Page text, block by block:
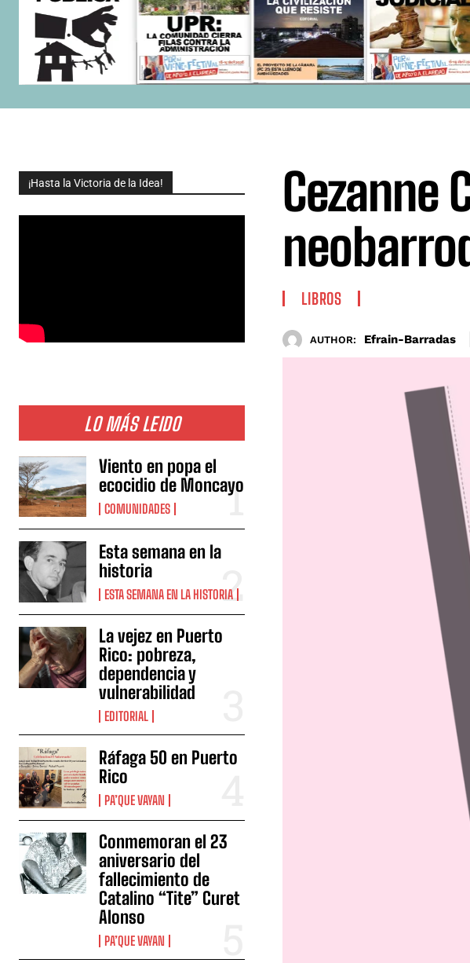
¡Hasta la Victoria de la Idea!
LO MÁS LEIDO
Viento en popa el
ecocidio de Moncayo
COMUNIDADES
Esta semana en la
historia
ESTA SEMANA EN LA HISTORIA
La vejez en Puerto
Rico: pobreza,
dependencia y
vulnerabilidad
EDITORIAL
Ráfaga 50 en Puerto
Rico
PA’QUE VAYAN
Conmemoran el 23
aniversario del
fallecimiento de
Catalino “Tite” Curet
Alonso
PA’QUE VAYAN
Cezanne
LIBROS
AUTHOR: Efrain-Barradas